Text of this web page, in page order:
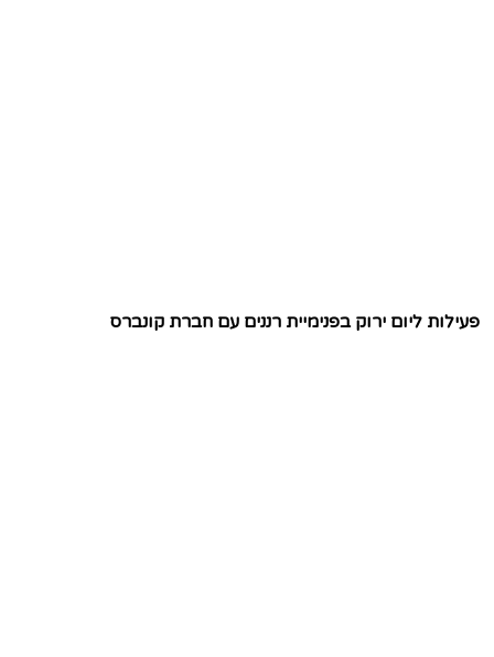
פעילות ליום ירוק בפנימיית רננים עם חברת קונברס